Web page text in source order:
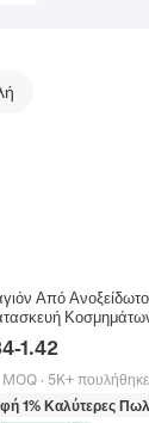
Από
-1.42
MOQ · 5K+
1% Καλύτερες